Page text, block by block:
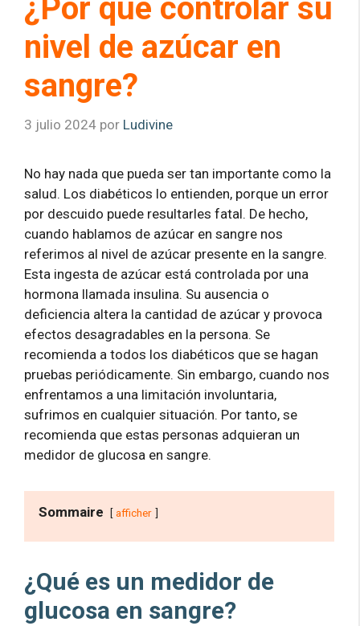
¿Por qué controlar su
nivel de azúcar en
sangre?
3 julio 2024 por Ludivine
No hay nada que pueda ser tan importante como la
salud. Los diabéticos lo entienden, porque un error
por descuido puede resultarles fatal. De hecho,
cuando hablamos de azúcar en sangre nos
referimos al nivel de azúcar presente en la sangre.
Esta ingesta de azúcar está controlada por una
hormona llamada insulina. Su ausencia o
deficiencia altera la cantidad de azúcar y provoca
efectos desagradables en la persona. Se
recomienda a todos los diabéticos que se hagan
pruebas periódicamente. Sin embargo, cuando nos
enfrentamos a una limitación involuntaria,
sufrimos en cualquier situación. Por tanto, se
recomienda que estas personas adquieran un
medidor de glucosa en sangre.
Sommaire afficher
¿Qué es un medidor de
glucosa en sangre?